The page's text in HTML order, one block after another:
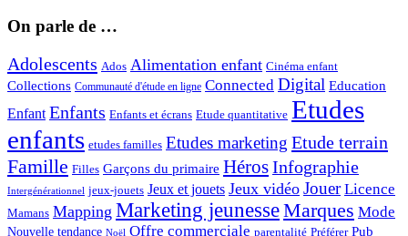
On parle de …
Adolescents Ados Alimentation enfant Cinéma enfant
Collections Communauté d'étude en ligne Connected Digital Education
Enfant Enfants Enfants et écrans Etude quantitative Etudes
enfants etudes familles Etudes marketing Etude terrain
Famille Filles Garçons du primaire HérosInfographie
Intergénérationnel jeux-jouets Jeux et jouets Jeux vidéo Jouer Licence
Mamans Mapping Marketing jeunesseMarques Mode
Nouvelle tendance Noël Offre commerciale parentalité Préférer Pub